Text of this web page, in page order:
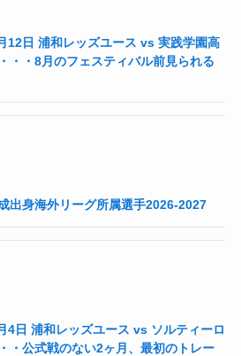
12日 浦和レッズユース vs 実践学園高
・・8月のフェスティバル前見られる
出身海外リーグ所属選手2026-2027
4日 浦和レッズユース vs ソルティーロ
・公式戦のない2ヶ月、最初のトレー